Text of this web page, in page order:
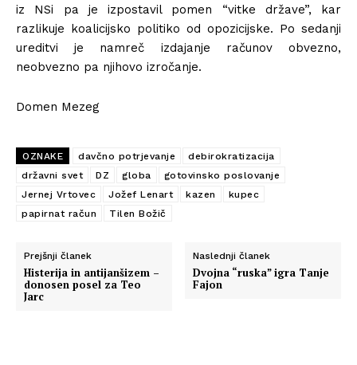
iz NSi pa je izpostavil pomen “vitke države”, kar
razlikuje koalicijsko politiko od opozicijske. Po sedanji
ureditvi je namreč izdajanje računov obvezno,
neobvezno pa njihovo izročanje.
Domen Mezeg
OZNAKE davčno potrjevanje
debirokratizacija
državni svet
DZ globa
gotovinsko poslovanje
Jernej Vrtovec
Jožef Lenart kazen
kupec
papirnat račun
Tilen Božič
Prejšnji članek
Histerija in antijanšizem –
donosen posel za Teo
Jarc
Naslednji članek
Dvojna “ruska” igra Tanje
Fajon